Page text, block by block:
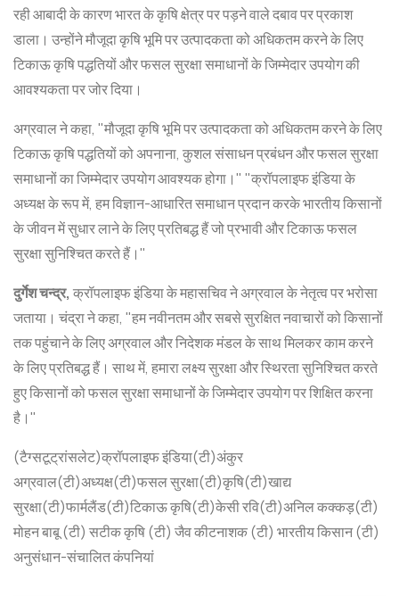
रही आबादी के कारण भारत के कृषि क्षेत्र पर पड़ने वाले दबाव पर प्रकाश
डाला। उन्होंने मौजूदा कृषि भूमि पर उत्पादकता को अधिकतम करने के लिए
टिकाऊ कृषि पद्धतियों और फसल सुरक्षा समाधानों के जिम्मेदार उपयोग की
आवश्यकता पर जोर दिया।
अग्रवाल ने कहा, "मौजूदा कृषि भूमि पर उत्पादकता को अधिकतम करने के लिए
टिकाऊ कृषि पद्धतियों को अपनाना, कुशल संसाधन प्रबंधन और फसल सुरक्षा
समाधानों का जिम्मेदार उपयोग आवश्यक होगा।" "क्रॉपलाइफ इंडिया के
अध्यक्ष के रूप में, हम विज्ञान-आधारित समाधान प्रदान करके भारतीय किसानों
के जीवन में सुधार लाने के लिए प्रतिबद्ध हैं जो प्रभावी और टिकाऊ फसल
सुरक्षा सुनिश्चित करते हैं।"
दुर्गेश चन्द्र, क्रॉपलाइफ इंडिया के महासचिव ने अग्रवाल के नेतृत्व पर भरोसा
जताया। चंद्रा ने कहा, "हम नवीनतम और सबसे सुरक्षित नवाचारों को किसानों
तक पहुंचाने के लिए अग्रवाल और निदेशक मंडल के साथ मिलकर काम करने
के लिए प्रतिबद्ध हैं। साथ में, हमारा लक्ष्य सुरक्षा और स्थिरता सुनिश्चित करते
हुए किसानों को फसल सुरक्षा समाधानों के जिम्मेदार उपयोग पर शिक्षित करना
है।"
(टैग्सटूट्रांसलेट)क्रॉपलाइफ इंडिया(टी)अंकुर
अग्रवाल(टी)अध्यक्ष(टी)फसल सुरक्षा(टी)कृषि(टी)खाद्य
सुरक्षा(टी)फार्मलैंड(टी)टिकाऊ कृषि(टी)केसी रवि(टी)अनिल कक्कड़(टी)
मोहन बाबू (टी) सटीक कृषि (टी) जैव कीटनाशक (टी) भारतीय किसान (टी)
अनुसंधान-संचालित कंपनियां